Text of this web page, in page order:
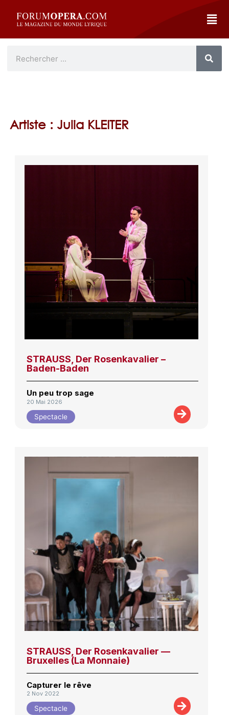
Artiste : Julia KLEITER
STRAUSS, Der Rosenkavalier –
Baden-Baden
Un peu trop sage
20 Mai 2026
Spectacle
STRAUSS, Der Rosenkavalier —
Bruxelles (La Monnaie)
Capturer le rêve
2 Nov 2022
Spectacle